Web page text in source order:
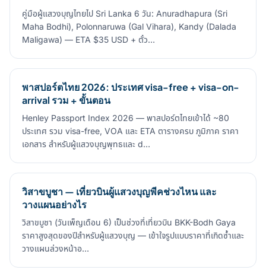
คู่มือผู้แสวงบุญไทยไป Sri Lanka 6 วัน: Anuradhapura (Sri
Maha Bodhi), Polonnaruwa (Gal Vihara), Kandy (Dalada
Maligawa) — ETA $35 USD + ตั๋ว…
พาสปอร์ตไทย 2026: ประเทศ visa-free + visa-on-
arrival รวม + ขั้นตอน
Henley Passport Index 2026 — พาสปอร์ตไทยเข้าได้ ~80
ประเทศ รวม visa-free, VOA และ ETA ตารางครบ ภูมิภาค ราคา
เอกสาร สำหรับผู้แสวงบุญพุทธและ d…
วิสาขบูชา — เที่ยวบินผู้แสวงบุญพีคช่วงไหน และ
วางแผนอย่างไร
วิสาขบูชา (วันเพ็ญเดือน 6) เป็นช่วงที่เที่ยวบิน BKK-Bodh Gaya
ราคาสูงสุดของปีสำหรับผู้แสวงบุญ — เข้าใจรูปแบบราคาที่เกิดซ้ำและ
วางแผนล่วงหน้าอ…